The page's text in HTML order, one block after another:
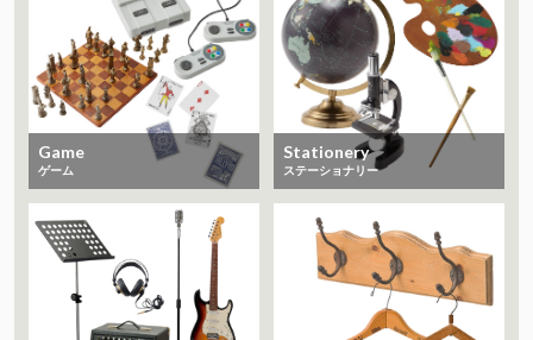
Game
ゲーム
Stationery
ステーショナリー